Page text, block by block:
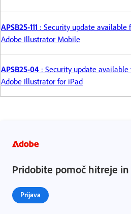
APSB25-111 : Security update available
Adobe Illustrator Mobile
APSB25-04 : Security update available
Adobe Illustrator for iPad
Pridobite pomoč hitreje
Prijava